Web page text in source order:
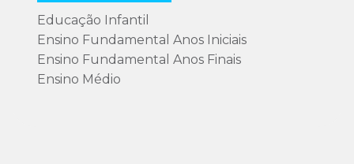
Educação Infantil
Ensino Fundamental Anos Iniciais
Ensino Fundamental Anos Finais
Ensino Médio